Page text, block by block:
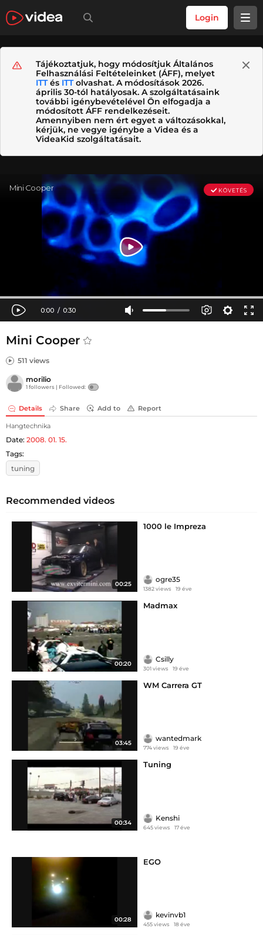
Login
Tájékoztatjuk, hogy módosítjuk Általános
Felhasználási Feltételeinket (ÁFF), melyet
ITTés ITTolvashat. A módosítások 2026.
április 30-tól hatályosak. A szolgáltatásaink
további igénybevételével Ön elfogadja a
módosított ÁFF rendelkezéseit.
Amennyiben nem ért egyet a változásokkal,
kérjük, ne vegye igénybe a Videa és a
VideaKid szolgáltatásait.
Mini Cooper
511 views
morilio
1 followers | Followed:
Details Share Add to Report
Hangtechnika
Date: 2008. 01. 15.
Tags:
tuning
Recommended videos
00:25
1000 le Impreza
ogre35
1382 views 19 éve
00:20
Madmax
Csilly
301 views 19 éve
03:45
WM Carrera GT
wantedmark
774 views 19 éve
00:34
Tuning
Kenshi
645 views 17 éve
00:28
EGO
kevinvb1
455 views 18 éve